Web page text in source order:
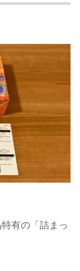
有の「詰まっ